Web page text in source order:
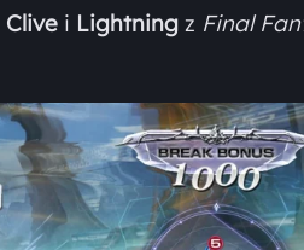
Clive i Lightning z Final